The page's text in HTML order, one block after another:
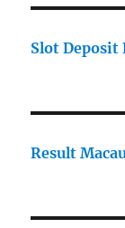
Slot Deposit
Result